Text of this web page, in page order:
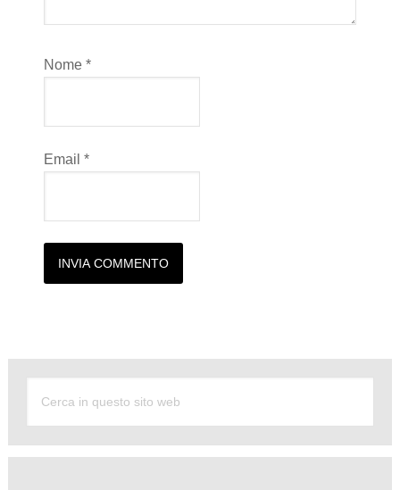
Nome *
Email *